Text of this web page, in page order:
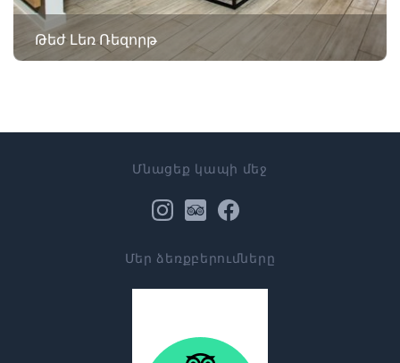
Թեժ Լեռ Ռեզորթ
Մնացեք կապի մեջ
Մեր ձեռքբերումները